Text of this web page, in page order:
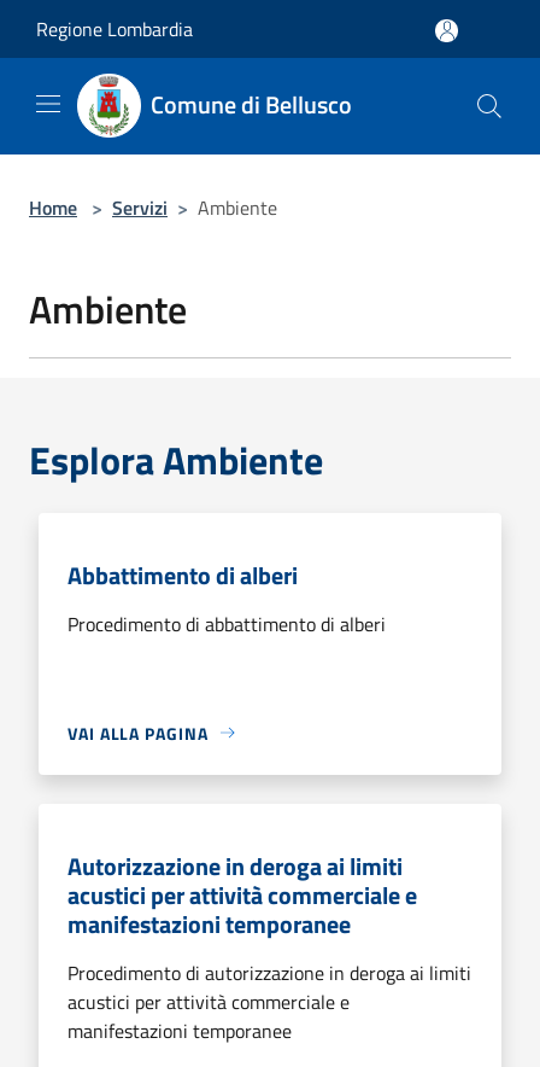
Regione Lombardia
Comune di Bellusco
Home > Servizi > Ambiente
Ambiente
Esplora Ambiente
Abbattimento di alberi
Procedimento di abbattimento di alberi
VAI ALLA PAGINA
Autorizzazione in deroga ai limiti
acustici per attività commerciale e
manifestazioni temporanee
Procedimento di autorizzazione in deroga ai limiti
acustici per attività commerciale e
manifestazioni temporanee